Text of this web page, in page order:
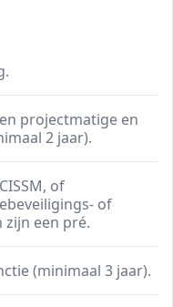
projectmatige en
2 jaar).
of
of
een pré.
(minimaal 3 jaar).